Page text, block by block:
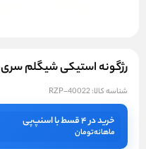
رژگونه استیکی شیگلم سری Glass Glow
شناسه کالا:RZP-40022
خرید در ۴ قسط با اسنپ‌پی
ماهانهتومان